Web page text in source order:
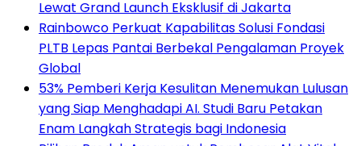
Lewat Grand Launch Eksklusif di Jakarta
Rainbowco Perkuat Kapabilitas Solusi Fondasi
PLTB Lepas Pantai Berbekal Pengalaman Proyek
Global
53% Pemberi Kerja Kesulitan Menemukan Lulusan
yang Siap Menghadapi AI. Studi Baru Petakan
Enam Langkah Strategis bagi Indonesia